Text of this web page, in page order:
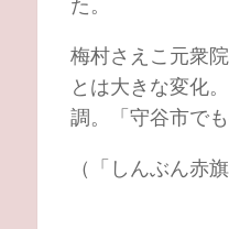
た。
梅村さえこ元衆
とは大きな変化
調。「守谷市で
（「しんぶん赤